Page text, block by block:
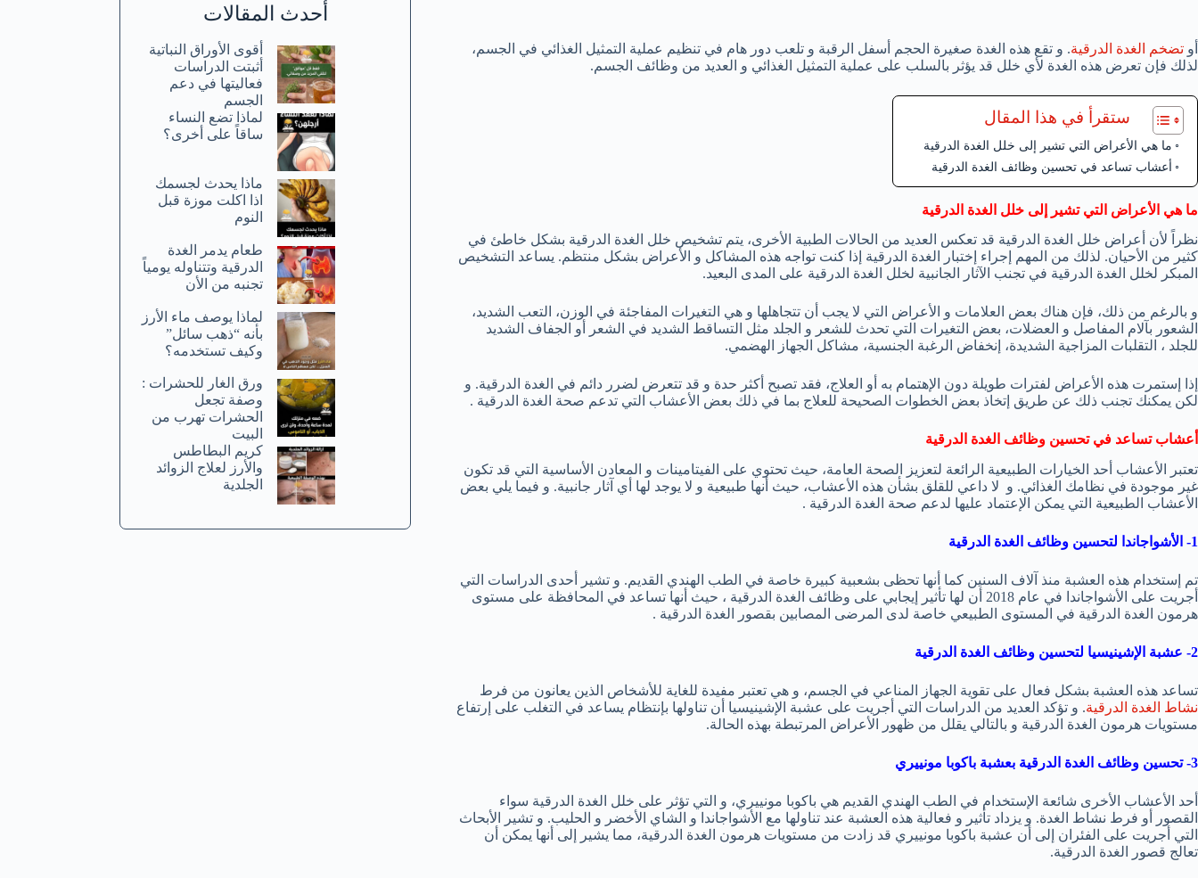
أو تضخم الغدة الدرقية. و تقع هذه الغدة صغيرة الحجم أسفل الرقبة و تلعب دور هام في تنظيم عملية التمثيل الغذائي في الجسم،
لذلك فإن تعرض هذه الغدة لأي خلل قد يؤثر بالسلب على عملية التمثيل الغذائي و العديد من وظائف الجسم.
ستقرأ في هذا المقال
ما هي الأعراض التي تشير إلى خلل الغدة الدرقية
أعشاب تساعد في تحسين وظائف الغدة الدرقية
ما هي الأعراض التي تشير إلى خلل الغدة الدرقية
نظراً لأن أعراض خلل الغدة الدرقية قد تعكس العديد من الحالات الطبية الأخرى، يتم تشخيص خلل الغدة الدرقية بشكل خاطئ في
كثير من الأحيان. لذلك من المهم إجراء إختبار الغدة الدرقية إذا كنت تواجه هذه المشاكل و الأعراض بشكل منتظم. يساعد التشخيص
المبكر لخلل الغدة الدرقية في تجنب الآثار الجانبية لخلل الغدة الدرقية على المدى البعيد.
و بالرغم من ذلك، فإن هناك بعض العلامات و الأعراض التي لا يجب أن تتجاهلها و هي التغيرات المفاجئة في الوزن، التعب الشديد،
الشعور بآلام المفاصل و العضلات، بعض التغيرات التي تحدث للشعر و الجلد مثل التساقط الشديد في الشعر أو الجفاف الشديد
للجلد ، التقلبات المزاجية الشديدة، إنخفاض الرغبة الجنسية، مشاكل الجهاز الهضمي.
إذا إستمرت هذه الأعراض لفترات طويلة دون الإهتمام به أو العلاج، فقد تصبح أكثر حدة و قد تتعرض لضرر دائم في الغدة الدرقية. و
لكن يمكنك تجنب ذلك عن طريق إتخاذ بعض الخطوات الصحيحة للعلاج بما في ذلك بعض الأعشاب التي تدعم صحة الغدة الدرقية .
أعشاب تساعد في تحسين وظائف الغدة الدرقية
تعتبر الأعشاب أحد الخيارات الطبيعية الرائعة لتعزيز الصحة العامة، حيث تحتوي على الفيتامينات و المعادن الأساسية التي قد تكون
غير موجودة في نظامك الغذائي. و لا داعي للقلق بشأن هذه الأعشاب، حيث أنها طبيعية و لا يوجد لها أي آثار جانبية. و فيما يلي بعض
الأعشاب الطبيعية التي يمكن الإعتماد عليها لدعم صحة الغدة الدرقية .
1- الأشواجاندا لتحسين وظائف الغدة الدرقية
تم إستخدام هذه العشبة منذ آلاف السنين كما أنها تحظى بشعبية كبيرة خاصة في الطب الهندي القديم. و تشير أحدى الدراسات التي
أجريت على الأشواجاندا في عام 2018 أن لها تأثير إيجابي على وظائف الغدة الدرقية ، حيث أنها تساعد في المحافظة على مستوى
هرمون الغدة الدرقية في المستوى الطبيعي خاصة لدى المرضى المصابين بقصور الغدة الدرقية .
2- عشبة الإشينيسيا لتحسين وظائف الغدة الدرقية
تساعد هذه العشبة بشكل فعال على تقوية الجهاز المناعي في الجسم، و هي تعتبر مفيدة للغاية للأشخاص الذين يعانون من فرط
نشاط الغدة الدرقية. و تؤكد العديد من الدراسات التي أجريت على عشبة الإشينيسيا أن تناولها بإنتظام يساعد في التغلب على إرتفاع
مستويات هرمون الغدة الدرقية و بالتالي يقلل من ظهور الأعراض المرتبطة بهذه الحالة.
3- تحسين وظائف الغدة الدرقية بعشبة باكوبا مونييري
أحد الأعشاب الأخرى شائعة الإستخدام في الطب الهندي القديم هي باكوبا مونييري، و التي تؤثر على خلل الغدة الدرقية سواء
القصور أو فرط نشاط الغدة. و يزداد تأثير و فعالية هذه العشبة عند تناولها مع الأشواجاندا و الشاي الأخضر و الحليب. و تشير الأبحاث
التي أجريت على الفئران إلى أن عشبة باكوبا مونييري قد زادت من مستويات هرمون الغدة الدرقية، مما يشير إلى أنها يمكن أن
تعالج قصور الغدة الدرقية.
أحدث المقالات
أقوى الأوراق النباتية
أثبتت الدراسات
فعاليتها في دعم
الجسم
لماذا تضع النساء
ساقاً على أخرى؟
ماذا يحدث لجسمك
اذا اكلت موزة قبل
النوم
طعام يدمر الغدة
الدرقية وتتناوله يومياً
تجنبه من الأن
لماذا يوصف ماء الأرز
بأنه “ذهب سائل”
وكيف تستخدمه؟
ورق الغار للحشرات :
وصفة تجعل
الحشرات تهرب من
البيت
كريم البطاطس
والأرز لعلاج الزوائد
الجلدية